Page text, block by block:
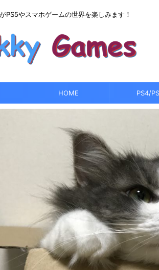
PS5やスマホゲームの世界を楽しみます！
HOME PS4/